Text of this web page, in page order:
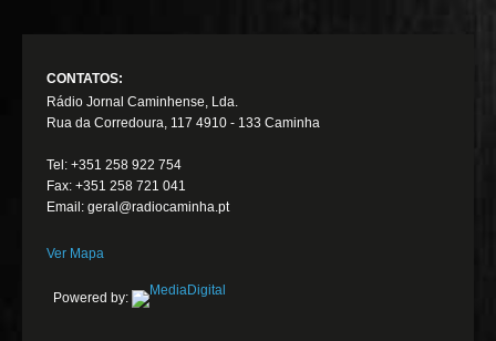
CONTATOS:
Rádio Jornal Caminhense, Lda.
Rua da Corredoura, 117 4910 - 133 Caminha
Tel: +351 258 922 754
Fax: +351 258 721 041
Email: geral@radiocaminha.pt
Ver Mapa
Powered by: